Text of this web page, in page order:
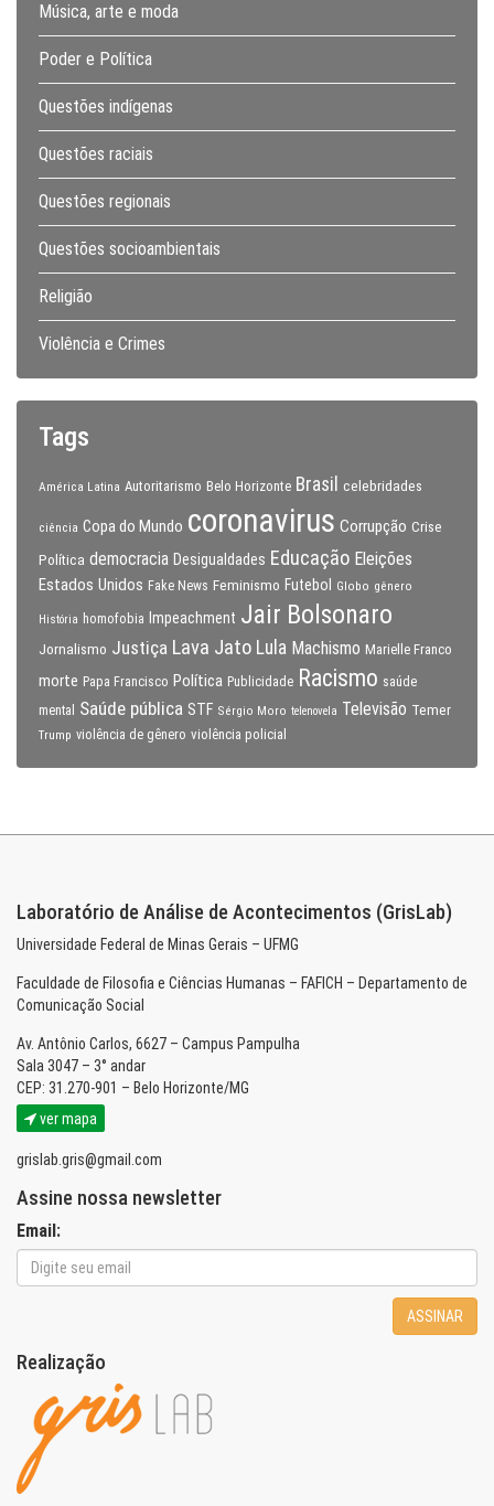
Música, arte e moda
Poder e Política
Questões indígenas
Questões raciais
Questões regionais
Questões socioambientais
Religião
Violência e Crimes
Tags
América Latina Autoritarismo Belo Horizonte Brasil celebridades
ciência Copa do Mundo coronavirus Corrupção Crise
Política democracia Desigualdades Educação Eleições
Estados Unidos Fake News Feminismo Futebol Globo gênero
História homofobia Impeachment Jair Bolsonaro
Jornalismo Justiça Lava Jato Lula Machismo Marielle Franco
morte Papa Francisco Política Publicidade Racismo saúde
mental
Saúde pública STF Sérgio Moro telenovela Televisão Temer
Trump violência de gênero violência policial
Laboratório de Análise de Acontecimentos (GrisLab)
Universidade Federal de Minas Gerais – UFMG
Faculdade de Filosofia e Ciências Humanas – FAFICH – Departamento de
Comunicação Social
Av. Antônio Carlos, 6627 – Campus Pampulha
Sala 3047 – 3° andar
CEP: 31.270-901 – Belo Horizonte/MG
ver mapa
grislab.gris@gmail.com
Assine nossa newsletter
Email:
ASSINAR
Realização